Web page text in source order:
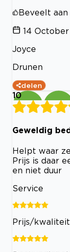
Beveelt aan
14 October
Joyce
Drunen
delen
10
Geweldig
Helpt waar
Prijs is daar
en niet duur
Service
Prijs/kwaliteit